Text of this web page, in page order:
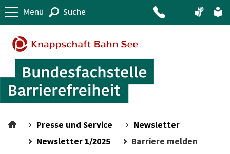
Menü Suche
Presse und Service
Newsletter
Newsletter 1/2025
Barriere melden